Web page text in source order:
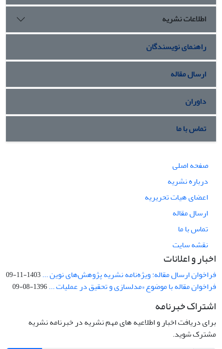
اطلاعات نشریه
راهنمای نویسندگان
ارسال مقاله
داوران
تماس با ما
صفحه اصلی
درباره نشریه
اعضای هیات تحریریه
ارسال مقاله
تماس با ما
نقشه سایت
اخبار و اعلانات
فراخوان ارسال مقاله: ویژه‌نامه نشریه پژوهش‌های نوین ...1403-11-09
فراخوان مقاله با موضوع «مدلسازی و تحقیق در عملیات ...1396-08-09
اشتراک خبرنامه
برای دریافت اخبار و اطلاعیه های مهم نشریه در خبرنامه نشریه
مشترک شوید.